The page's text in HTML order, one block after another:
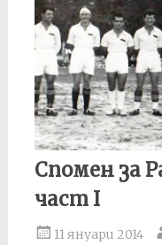
Спомен за
част I
11 януари 2014